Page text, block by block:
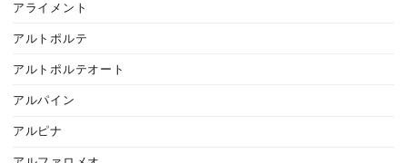
アライメント
アルトポルテ
アルトポルテオート
アルパイン
アルピナ